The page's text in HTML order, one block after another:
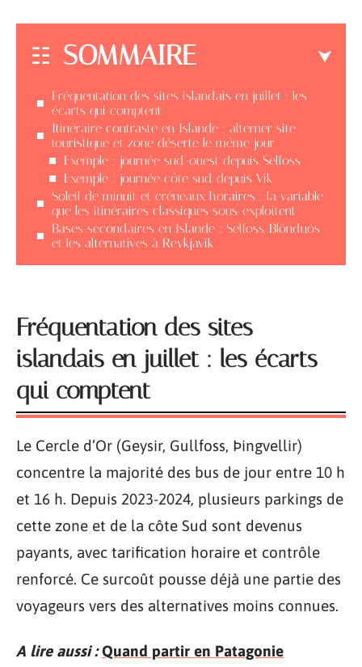
SOMMAIRE
Fréquentation des sites islandais en juillet : les
écarts qui comptent
Itinéraire contraste en Islande : alterner site
touristique et zone déserte le même jour
Exemple : journée sud-ouest depuis Selfoss
Exemple : journée côte sud depuis Vik
Soleil de minuit et créneaux horaires : la variable
que les itinéraires classiques sous-exploitent
Bases secondaires en Islande : Selfoss, Blönduós
et les alternatives à Reykjavik
Fréquentation des sites
islandais en juillet : les écarts
qui comptent
Le Cercle d’Or (Geysir, Gullfoss, Þingvellir)
concentre la majorité des bus de jour entre 10 h
et 16 h. Depuis 2023-2024, plusieurs parkings de
cette zone et de la côte Sud sont devenus
payants, avec tarification horaire et contrôle
renforcé. Ce surcoût pousse déjà une partie des
voyageurs vers des alternatives moins connues.
A lire aussi : Quand partir en Patagonie